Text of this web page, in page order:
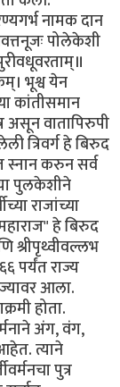
नामक दान
पोलेकेशी
भूश्व येन
कांतीसमान
असून वातापिरुपी
त्रिवर्ग हे बिरुद
करुन सर्व
पुलकेशीने
राजांच्या
हे बिरुद
श्रीपृथ्वीवल्लभ
पर्यंत राज्य
आला.
होता.
अंग, वंग,
त्याने
पुत्र